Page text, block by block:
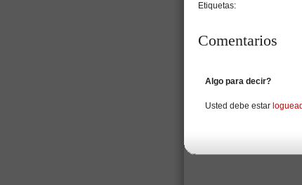
Etiquetas:
Comentarios
Algo para decir?
Usted debe estar